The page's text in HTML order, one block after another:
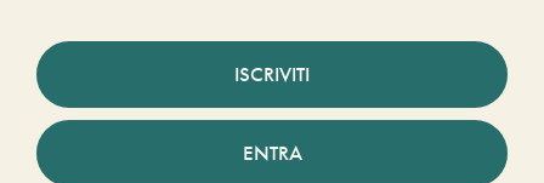
ISCRIVITI
ENTRA